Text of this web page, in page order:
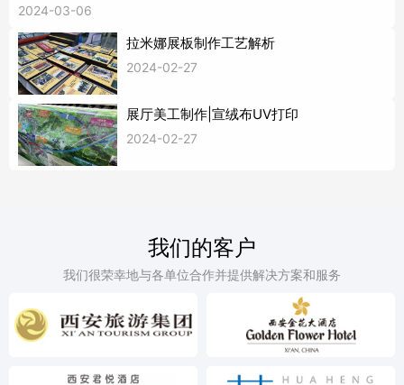
2024-03-06
拉米娜展板制作工艺解析
2024-02-27
展厅美工制作|宣绒布UV打印
2024-02-27
我们的客户
我们很荣幸地与各单位合作并提供解决方案和服务